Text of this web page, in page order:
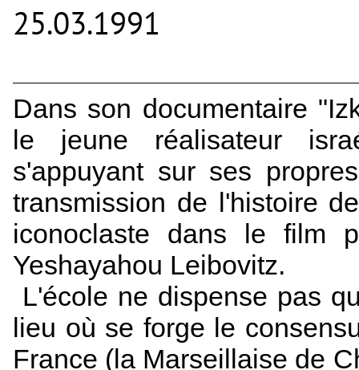
25.03.1991
Dans son documentaire
le jeune réalisateur
s'appuyant sur ses
transmission de l'histoire
iconoclaste dans le film
Yeshayahou Leibovitz.
L'école ne dispense pas
lieu où se forge le
France (la Marseillaise de